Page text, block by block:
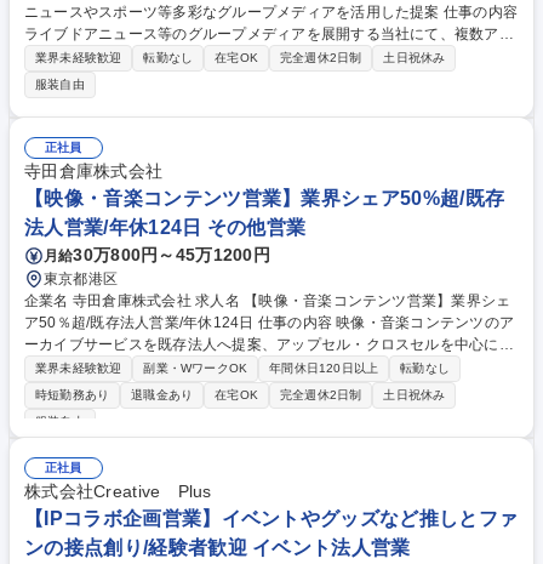
ニュースやスポーツ等多彩なグループメディアを活用した提案 仕事の内容
ライブドアニュース等のグループメディアを展開する当社にて、複数アセ
ットを組み合わせた広告ソリューションの企画提案、既存顧客向けコンサ
ル、効果分析まで一貫して担うメディア営業を担当いただきます！ 【具体
的には】■課題に応じた純広告・タイアップ・SNS・AI技術等を組み合わ
せたソリューション提案・企画書作成 ■問い合わせ対応及び既存顧客への
コンサルティング ■配信スケジュール管理・見積作成・請求対応・レポー
ティング分析 ■インフルエンサー等のキャスティング連携【仕事の魅力】
単一メディアの枠を超え、ニュースやエンタメなど幅広い自社アセットを
活用した自由度の高い本質提案スキルが身につきます。 募集職種 【メデ
ィア営業】ニュースやスポーツ等多彩なグループメディアを活用した提案
業界未経験歓迎 転勤なし 在宅OK 完全週休2日制
土日祝休み
服装自由
正社員
寺田倉庫株式会社
【映像・音楽コンテンツ営業】業界シェア50%超/既存
法人営業/年休124日 その他営業
月給30万800円～45万1200円
東京都港区
企業名 寺田倉庫株式会社 求人名 【映像・音楽コンテンツ営業】業界シェ
ア50％超/既存法人営業/年休124日 仕事の内容 映像・音楽コンテンツのア
ーカイブサービスを既存法人へ提案、アップセル・クロスセルを中心に課
題解決型営業を担当します。将来的には新規顧客開拓にも携わっていただ
きます。 【業務の詳細】 ■商談（既存顧客への課題・要望ヒアリング、サ
ービスの提案）※週5～10件程度 ■顧客との長期的な信頼関係構築を通じ
作成、戦略構築、営業報告） ■営業会議（週1回）への参加 など ※テレビ
局、番組制作会社、映画配給会社、芸能プロダクションなど、映像・音楽
コンテンツを取り扱う法人が顧客です。 募集職種 【映像・音楽コンテン
ツ営業】業界シェア50％超/既存法人営業/年休124日
業界未経験歓迎 副業・WワークOK 年間休日120日以上
転勤なし
時短勤務あり
退職金あり 在宅OK 完全週休2日制
土日祝休み
服装自由
正社員
株式会社Creative Plus
【IPコラボ企画営業】イベントやグッズなど推しとファ
ンの接点創り/経験者歓迎 イベント法人営業